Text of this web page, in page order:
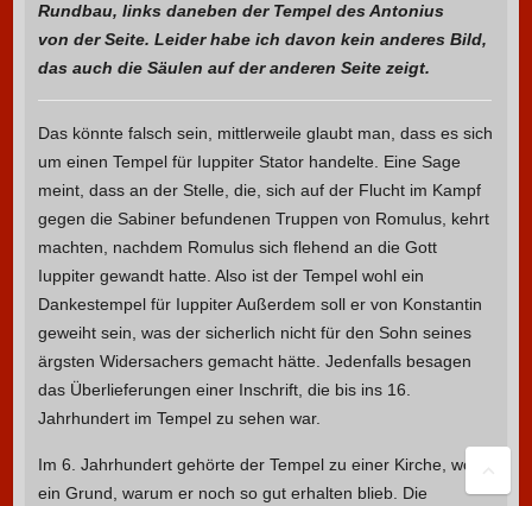
Rundbau, links daneben der Tempel des Antonius
von der Seite. Leider habe ich davon kein anderes Bild,
das auch die Säulen auf der anderen Seite zeigt.
Das könnte falsch sein, mittlerweile glaubt man, dass es sich
um einen Tempel für Iuppiter Stator handelte. Eine Sage
meint, dass an der Stelle, die, sich auf der Flucht im Kampf
gegen die Sabiner befundenen Truppen von Romulus, kehrt
machten, nachdem Romulus sich flehend an die Gott
Iuppiter gewandt hatte. Also ist der Tempel wohl ein
Dankestempel für Iuppiter Außerdem soll er von Konstantin
geweiht sein, was der sicherlich nicht für den Sohn seines
ärgsten Widersachers gemacht hätte. Jedenfalls besagen
das Überlieferungen einer Inschrift, die bis ins 16.
Jahrhundert im Tempel zu sehen war.
Im 6. Jahrhundert gehörte der Tempel zu einer Kirche, wohl
ein Grund, warum er noch so gut erhalten blieb. Die